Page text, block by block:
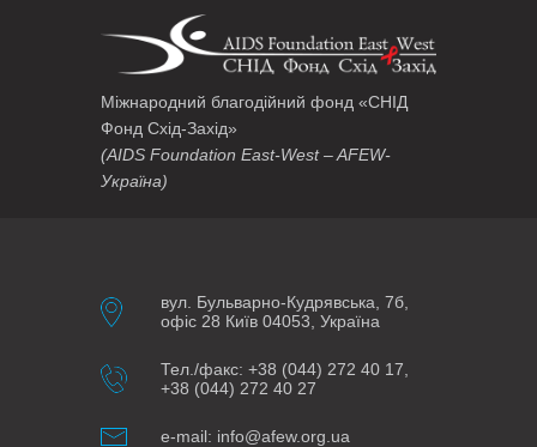
Міжнародний благодійний фонд «СНІД
Фонд Схід-Захід»
(AIDS Foundation East-West – AFEW-
Україна)
вул. Бульварно-Кудрявська, 7б,
офіс 28 Київ 04053, Україна
Тел./факс: +38 (044) 272 40 17,
+38 (044) 272 40 27
e-mail: info@afew.org.ua